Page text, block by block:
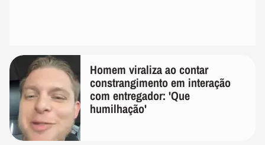
Homem viraliza ao contar
constrangimento em interação
com entregador: 'Que
humilhação'